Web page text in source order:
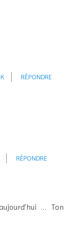
RÉPONDRE
RÉPONDRE
… Ton